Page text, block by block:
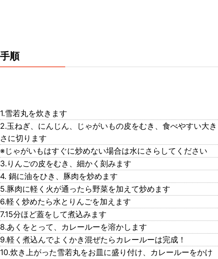
手順
1.雪若丸を炊きます
2.玉ねぎ、にんじん、じゃがいもの皮をむき、食べやすい大き
さに切ります
※じゃがいもはすぐに炒めない場合は水にさらしてください
3.りんごの皮をむき、細かく刻みます
4. 鍋に油をひき、豚肉を炒めます
5.豚肉に軽く火が通ったら野菜を加えて炒めます
6.軽く炒めたら水とりんごを加えます
7.15分ほど蓋をして煮込みます
8.あくをとって、カレールーを溶かします
9.軽く煮込んでよくかき混ぜたらカレールーは完成！
10.炊き上がった雪若丸をお皿に盛り付け、カレールーをかけ